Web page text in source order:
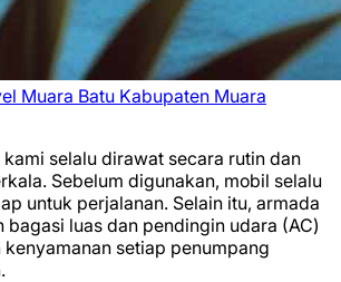
Muara Batu Kabupaten Muara
kami selalu dirawat secara rutin dan
Sebelum digunakan, mobil selalu
untuk perjalanan. Selain itu, armada
luas dan pendingin udara (AC)
setiap penumpang